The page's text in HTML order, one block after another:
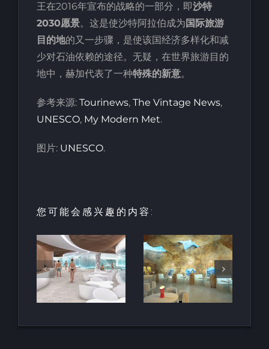
王在2016年宣布的战略的一部分，即沙特
2030愿景。这是使沙特阿拉伯成为 国际旅游
目的地的又一步骤，是使该国经济多样化和减
少对石油依赖的途径。无疑，在世界旅游目的
地中，赫加代表了一种特殊的新意。
参考来源: Tourinews, The Vintage News,
UNESCO, My Modern Met.
图片: UNESCO.
您可能会感兴趣的内容:
用于亲水建
筑的室内人
造岩石
天然梯田泳
池